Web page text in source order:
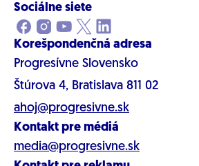
Sociálne siete
Korešpondenčná adresa
Progresívne Slovensko
Štúrova 4, Bratislava 811 02
ahoj@progresivne.sk
Kontakt pre médiá
media@progresivne.sk